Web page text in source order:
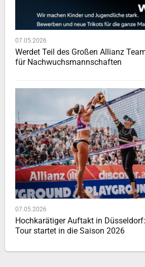
07.05.2026
Werdet Teil des Großen Allianz
für Nachwuchsmannschaften
07.05.2026
Hochkarätiger Auftakt in
Tour startet in die Saison 2026